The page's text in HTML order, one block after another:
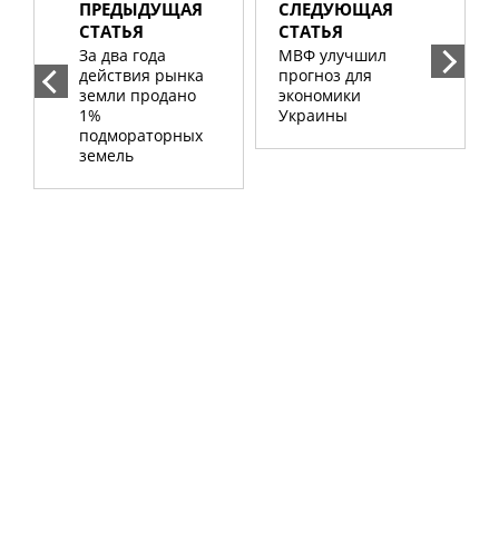
ПРЕДЫДУЩАЯ
СТАТЬЯ
За два года
действия рынка
земли продано
1%
подмораторных
земель
СЛЕДУЮЩАЯ
СТАТЬЯ
МВФ улучшил
прогноз для
экономики
Украины